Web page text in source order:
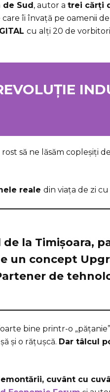
Sud , autor a trei cărți
îi învață pe oamenii
cu alți 20 de
să ne lăsăm copleșiți
reale din viața de zi
la Timișoara,
e un concept
de
bine printr-o
și o rățușcă. Dar tâlcul
cuvânt cu